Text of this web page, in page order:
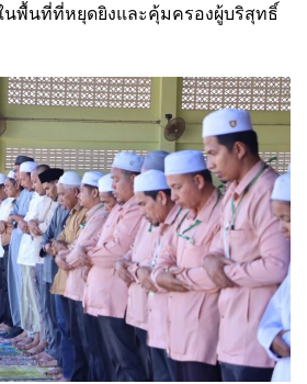
พื้นที่ที่หยุดยิงและคุ้มครองผู้บริสุทธิ์